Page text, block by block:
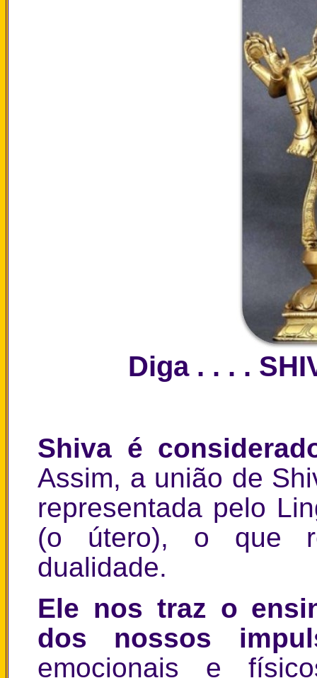
Diga . . . .
Shiva é
Assim, a união de
representada pelo
(o útero), o que
dualidade.
Ele nos traz o
dos nossos
emocionais e